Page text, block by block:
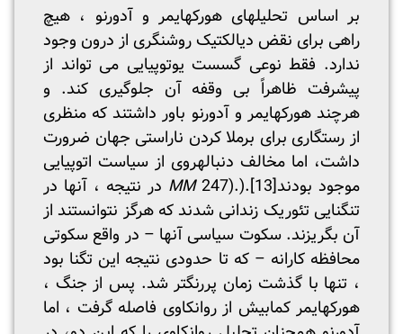
بر اساس تحلیل­های هورکهایمر و آدورنو ، هیچ
راهی برای نقض دیالکتیک روشنگری از درون وجود
ندارد. فقط نوعی گسست یوتوپیایی می تواند از
پیشرفت ظاهراً بی وقفه آن جلوگیری کند. و
هرچند هورکهایمر و آدورنو باور داشتند که منظری
از رستگاری برای برملا کردن ناراستی جهان ضرورت
داشت، اما مخالف دنباله­روی از سیاست اتوپیایی
موجود بودند
MM247).).[13]
در نتیجه ، آنها در
تنگنایی تئوریک زندانی شدند که هرگز نتوانستند از
آن بگریزند. سکوت سیاسی آنها – در واقع سکوتی
محافظه کارانه – که تا حدودی نتیجه این تگنا بود
، تنها با گذشت زمان پررنگ­تر شد. پس از جنگ ،
هورکهایمر کمابیش از روانکاوی فاصله گرفت ، اما